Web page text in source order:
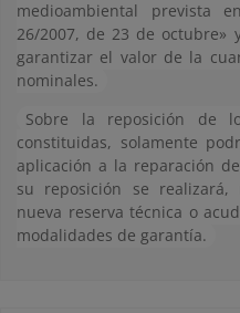
medioambiental prevista
26/2007, de 23 de octubre»
garantizar el valor de la
nominales.
Sobre la reposición de
constituidas, solamente
aplicación a la reparación
su reposición se
nueva reserva técnica o
modalidades de garantía.